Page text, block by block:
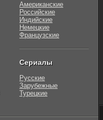
Американские
Российские
Индийские
Немецкие
Французские
Сериалы
Русские
Зарубежные
Турецкие